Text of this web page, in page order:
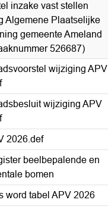
inzake vast stellen
Algemene Plaatselijke
gemeente Ameland
526687)
wijziging APV
wijziging APV
2026.def
beelbepalende en
bomen
word tabel APV 2026